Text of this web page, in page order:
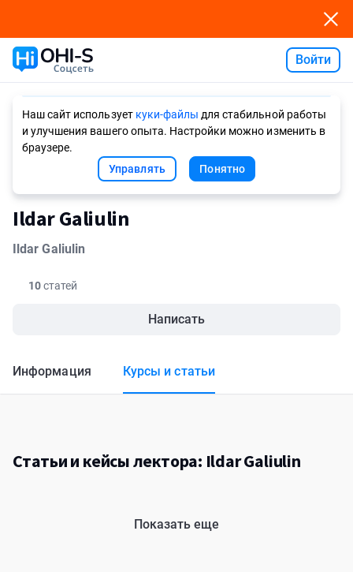
Войти
Наш сайт использует куки-файлы для стабильной работы
и улучшения вашего опыта. Настройки можно изменить в
браузере.
Управлять
Понятно
Ildar Galiulin
Ildar Galiulin
10статей
Написать
Информация Курсы и статьи
Статьи и кейсы лектора: Ildar Galiulin
Показать еще